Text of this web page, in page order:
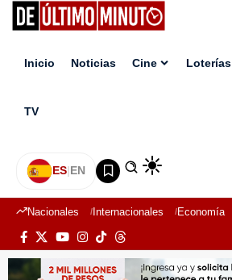
Inicio Noticias Cine Loterías
TV
ES|EN
Nacionales Internacionales Economía